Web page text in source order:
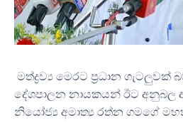
මත්ද්‍රව්‍ය මෙරට ප්‍රධාන
දේශපාලන නායකයන් ඊට අනුබල
නියෝජ්‍ය අමාත්‍ය රත්න ගමගේ